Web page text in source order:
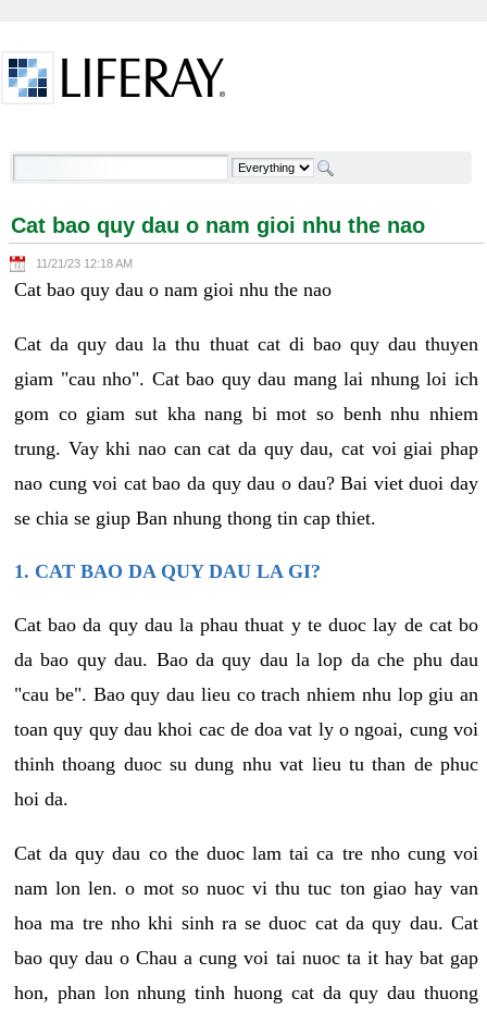
Cat bao quy dau o nam gioi nhu the nao - Welcome
Cat bao quy dau o nam gioi nhu the nao
11/21/23 12:18 AM
Cat bao quy dau o nam gioi nhu the nao
Cat da quy dau la thu thuat cat di bao quy dau thuyen
giam "cau nho". Cat bao quy dau mang lai nhung loi ich
gom co giam sut kha nang bi mot so benh nhu nhiem
trung. Vay khi nao can cat da quy dau, cat voi giai phap
nao cung voi cat bao da quy dau o dau? Bai viet duoi day
se chia se giup Ban nhung thong tin cap thiet.
1. CAT BAO DA QUY DAU LA GI?
Cat bao da quy dau la phau thuat y te duoc lay de cat bo
da bao quy dau. Bao da quy dau la lop da che phu dau
"cau be". Bao quy dau lieu co trach nhiem nhu lop giu an
toan quy quy dau khoi cac de doa vat ly o ngoai, cung voi
thinh thoang duoc su dung nhu vat lieu tu than de phuc
hoi da.
Cat da quy dau co the duoc lam tai ca tre nho cung voi
nam lon len. o mot so nuoc vi thu tuc ton giao hay van
hoa ma tre nho khi sinh ra se duoc cat da quy dau. Cat
bao quy dau o Chau a cung voi tai nuoc ta it hay bat gap
hon, phan lon nhung tinh huong cat da quy dau thuong